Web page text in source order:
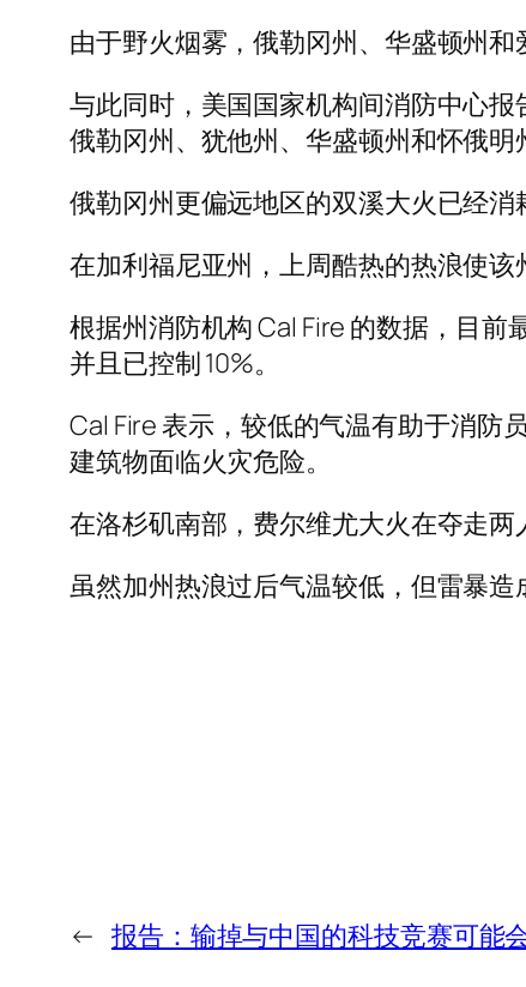
由于野火烟雾，俄勒冈州、华盛顿州和
与此同时，美国国家机构间消防中心
俄勒冈州、犹他州、华盛顿州和怀俄明
俄勒冈州更偏远地区的双溪大火已经消
在加利福尼亚州，上周酷热的热浪使该
根据州消防机构 Cal Fire 的数据，目前
并且已控制 10%。
Cal Fire 表示，较低的气温有助于消防
建筑物面临火灾危险。
在洛杉矶南部，费尔维尤大火在夺走两
虽然加州热浪过后气温较低，但雷暴造
← 报告：输掉与中国的科技竞赛可能